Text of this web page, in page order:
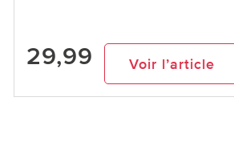
29,99 Voir l’article